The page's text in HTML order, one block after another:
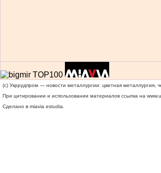
(c) Укррудпром — новости металлургии: цветная металлургия,
При цитировании и использовании материалов ссылка на
Сделано в miavia estudia.